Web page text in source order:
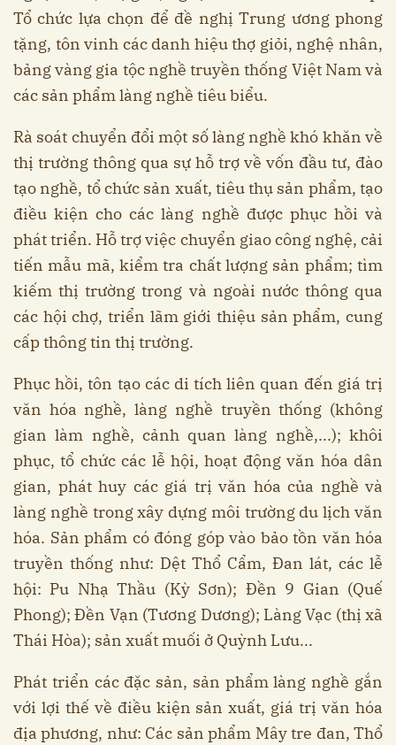
Tổ chức lựa chọn để đề nghị Trung ương phong
tặng, tôn vinh các danh hiệu thợ giỏi, nghệ nhân,
bảng vàng gia tộc nghề truyền thống Việt Nam và
các sản phẩm làng nghề tiêu biểu.
Rà soát chuyển đổi một số làng nghề khó khăn về
thị trường thông qua sự hỗ trợ về vốn đầu tư, đào
tạo nghề, tổ chức sản xuất, tiêu thụ sản phẩm, tạo
điều kiện cho các làng nghề được phục hồi và
phát triển. Hỗ trợ việc chuyển giao công nghệ, cải
tiến mẫu mã, kiểm tra chất lượng sản phẩm; tìm
kiếm thị trường trong và ngoài nước thông qua
các hội chợ, triển lãm giới thiệu sản phẩm, cung
cấp thông tin thị trường.
Phục hồi, tôn tạo các di tích liên quan đến giá trị
văn hóa nghề, làng nghề truyền thống (không
gian làm nghề, cảnh quan làng nghề,...); khôi
phục, tổ chức các lễ hội, hoạt động văn hóa dân
gian, phát huy các giá trị văn hóa của nghề và
làng nghề trong xây dựng môi trường du lịch văn
hóa. Sản phẩm có đóng góp vào bảo tồn văn hóa
truyền thống như: Dệt Thổ Cẩm, Đan lát, các lễ
hội: Pu Nhạ Thầu (Kỳ Sơn); Đền 9 Gian (Quế
Phong); Đền Vạn (Tương Dương); Làng Vạc (thị xã
Thái Hòa); sản xuất muối ở Quỳnh Lưu...
Phát triển các đặc sản, sản phẩm làng nghề gắn
với lợi thế về điều kiện sản xuất, giá trị văn hóa
địa phương, như: Các sản phẩm Mây tre đan, Thổ